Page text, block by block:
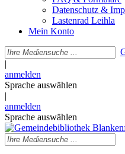
Datenschutz &
Lastenrad Leihla
Mein Konto
|
anmelden
Sprache auswählen
|
anmelden
Sprache auswählen